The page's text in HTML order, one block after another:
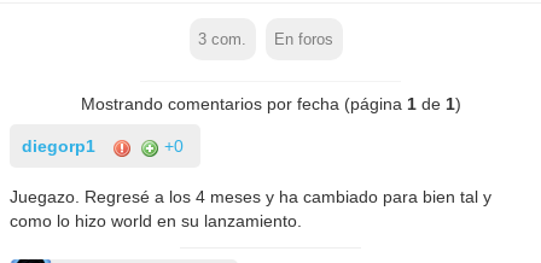
3 com. En foros
Mostrando comentarios por fecha (página 1de 1)
diegorp1 +0
Juegazo. Regresé a los 4 meses y ha cambiado para bien tal y
como lo hizo world en su lanzamiento.